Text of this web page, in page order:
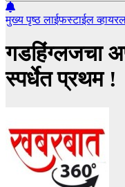
मुख्य पृष्ठलाईफस्टाईल
गडहिंग्लजचा
स्पर्धेत प्रथम !